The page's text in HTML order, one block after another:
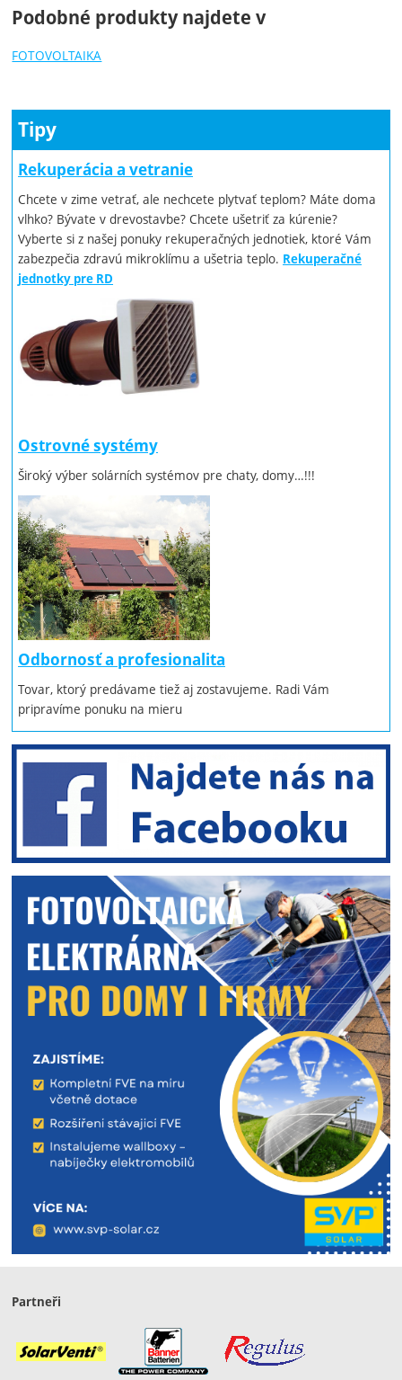
Podobné produkty najdete v
FOTOVOLTAIKA
Tipy
Rekuperácia a vetranie
Chcete v zime vetrať, ale nechcete plytvať teplom? Máte doma
vlhko? Bývate v drevostavbe? Chcete ušetriť za kúrenie?
Vyberte si z našej ponuky rekuperačných jednotiek, ktoré Vám
zabezpečia zdravú mikroklímu a ušetria teplo. Rekuperačné
jednotky pre RD
Ostrovné systémy
Široký výber solárních systémov pre chaty, domy…!!!
Odbornosť a profesionalita
Tovar, ktorý predávame tiež aj zostavujeme. Radi Vám
pripravíme ponuku na mieru
Partneři